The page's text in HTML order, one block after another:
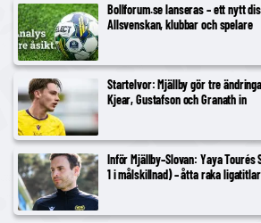
Bollforum.se lanseras – ett nytt
Allsvenskan, klubbar och spelare
Startelvor: Mjällby gör tre
Kjear, Gustafson och Granath in
Inför Mjällby–Slovan: Yaya Tourés
1 i målskillnad) – åtta raka ligatitlar